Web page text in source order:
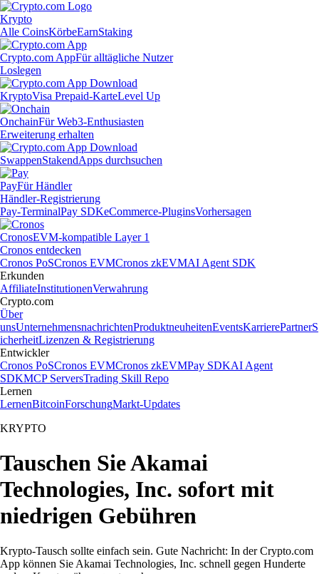
Krypto
Alle CoinsKörbeEarnStaking
Crypto.com AppFür alltägliche Nutzer
Loslegen
KryptoVisa Prepaid-KarteLevel Up
OnchainFür Web3-Enthusiasten
Erweiterung erhalten
SwappenStakendApps durchsuchen
PayFür Händler
Händler-Registrierung
Pay-TerminalPay SDKeCommerce-PluginsVorhersagen
CronosEVM-kompatible Layer 1
Cronos entdecken
Cronos PoSCronos EVMCronos zkEVMAI Agent SDK
Erkunden
AffiliateInstitutionenVerwahrung
Crypto.com
Über
unsUnternehmensnachrichtenProduktneuheitenEventsKarrierePartnerS
icherheitLizenzen & Registrierung
Entwickler
Cronos PoSCronos EVMCronos zkEVMPay SDKAI Agent
SDKMCP ServersTrading Skill Repo
Lernen
LernenBitcoinForschungMarkt-Updates
KRYPTO
Tauschen Sie Akamai
Technologies, Inc. sofort mit
niedrigen Gebühren
Krypto-Tausch sollte einfach sein. Gute Nachricht: In der Crypto.com
App können Sie Akamai Technologies, Inc. schnell gegen Hunderte